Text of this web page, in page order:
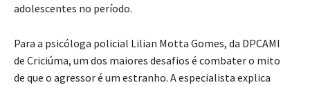
adolescentes no período.
Para a psicóloga policial Lilian Motta Gomes, da DPCAMI
de Criciúma, um dos maiores desafios é combater o mito
de que o agressor é um estranho. A especialista explica